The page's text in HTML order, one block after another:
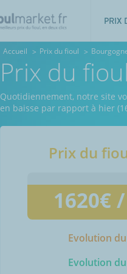
PRIX
Accueil Prix du fioul
Prix du
Quotidiennement, notre site
en baisse par rapport à hier
Prix du
1620€
Evolution
Evolution